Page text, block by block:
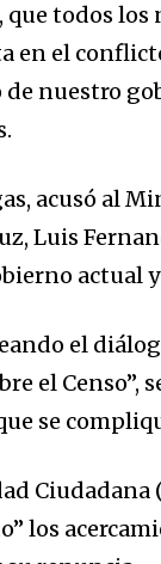
todos
en el
nuestro
acusó al
Luis
actual
el
el Censo”,
se
Ciudadana
los